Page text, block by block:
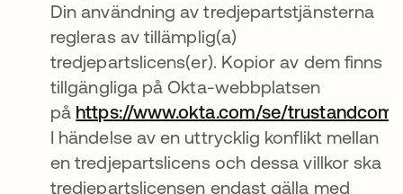
Din användning av tredjepartstjänsterna
regleras av tillämplig(a)
tredjepartslicens(er). Kopior av dem finns
tillgängliga på Okta-webbplatsen
på https://www.okta.com/se/
I händelse av en uttrycklig konflikt mellan
en tredjepartslicens och dessa villkor ska
tredjepartslicensen endast gälla med